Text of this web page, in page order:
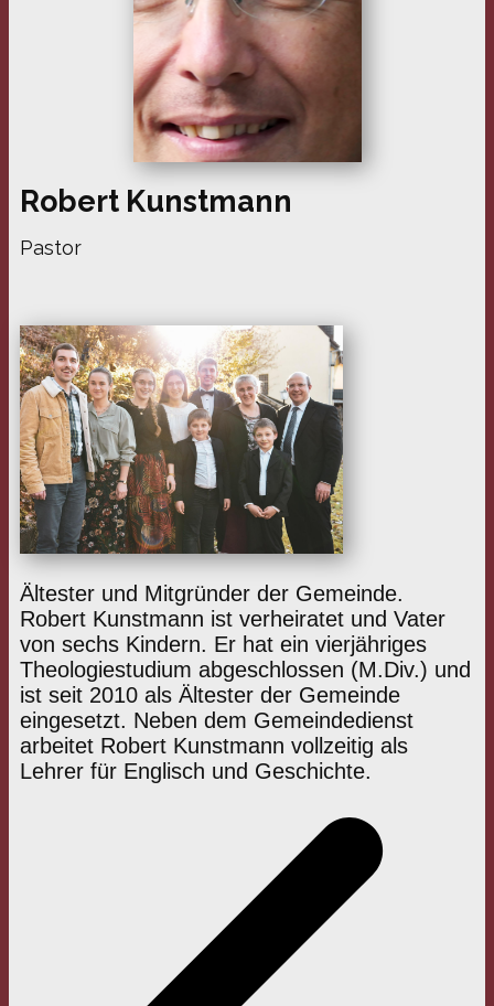
Robert Kunstmann
Pastor
Ältester und Mitgründer der Gemeinde.
Robert Kunstmann ist verheiratet und Vater
von sechs Kindern. Er hat ein vierjähriges
Theologiestudium abgeschlossen (M.Div.) und
ist seit 2010 als Ältester der Gemeinde
eingesetzt. Neben dem Gemeindedienst
arbeitet Robert Kunstmann vollzeitig als
Lehrer für Englisch und Geschichte.